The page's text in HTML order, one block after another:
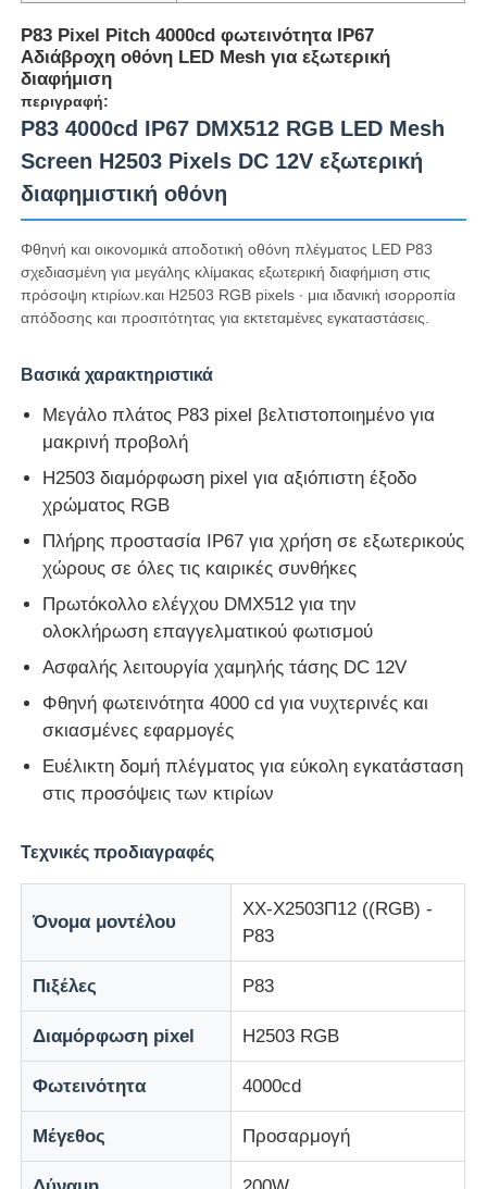
Αρχική
Προϊόντα
Σχετικά με εμάς
Γύρος εργοστασίων
Επικοινωνήστε μαζί μας
Ειδήσεις
Όλες οι περιπτώσεις
Ζητήστε μια προσφορά
Οθόνη LED Mesh
Οθόνη LED Mesh
Οθόνη LED που πετάει με drone
Ολογραφική οθόνη LED
Οθόνη μάσκας LED
P83 Pixel Pitch 4000cd φωτεινότητα IP67
Αδιάβροχη οθόνη LED Mesh για εξωτερική
διαφήμιση
περιγραφή:
P83 4000cd IP67 DMX512 RGB LED Mesh
Screen H2503 Pixels DC 12V εξωτερική
διαφημιστική οθόνη
Φθηνή και οικονομικά αποδοτική οθόνη πλέγματος LED P83
σχεδιασμένη για μεγάλης κλίμακας εξωτερική διαφήμιση στις
πρόσοψη κτιρίων.και H2503 RGB pixels ∙ μια ιδανική ισορροπία
απόδοσης και προσιτότητας για εκτεταμένες εγκαταστάσεις.
Βασικά χαρακτηριστικά
Μεγάλο πλάτος P83 pixel βελτιστοποιημένο για
μακρινή προβολή
H2503 διαμόρφωση pixel για αξιόπιστη έξοδο
χρώματος RGB
Πλήρης προστασία IP67 για χρήση σε εξωτερικούς
χώρους σε όλες τις καιρικές συνθήκες
Πρωτόκολλο ελέγχου DMX512 για την
ολοκλήρωση επαγγελματικού φωτισμού
Ασφαλής λειτουργία χαμηλής τάσης DC 12V
Φθηνή φωτεινότητα 4000 cd για νυχτερινές και
σκιασμένες εφαρμογές
Ευέλικτη δομή πλέγματος για εύκολη εγκατάσταση
στις προσόψεις των κτιρίων
Τεχνικές προδιαγραφές
Όνομα μοντέλου
ΧΧ-Χ2503Π12 ((RGB) -
P83
Πιξέλες P83
Διαμόρφωση pixel H2503 RGB
Φωτεινότητα 4000cd
Μέγεθος Προσαρμογή